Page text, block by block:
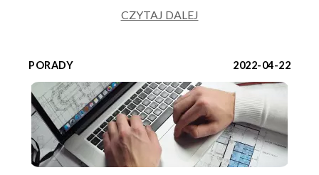
CZYTAJ DALEJ
PORADY 2022-04-22